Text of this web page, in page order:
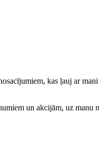
kas ļauj ar
un akcijām, uz manu